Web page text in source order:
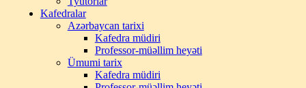
Kafedralar
Azərbaycan tarixi
Kafedra müdiri
Professor-müəllim heyəti
Ümumi tarix
Kafedra müdiri